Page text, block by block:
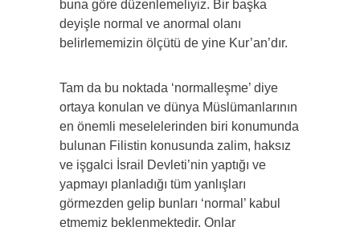
buna göre düzenlemeliyiz. Bir başka
deyişle normal ve anormal olanı
belirlememizin ölçütü de yine Kur’an’dır.
Tam da bu noktada ‘normalleşme’ diye
ortaya konulan ve dünya Müslümanlarının
en önemli meselelerinden biri konumunda
bulunan Filistin konusunda zalim, haksız
ve işgalci İsrail Devleti’nin yaptığı ve
yapmayı planladığı tüm yanlışları
görmezden gelip bunları ‘normal’ kabul
etmemiz beklenmektedir. Onlar